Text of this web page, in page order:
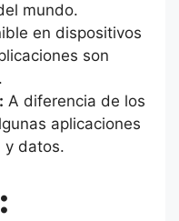
mundo.
en dispositivos
son
A diferencia de los
aplicaciones
y datos.